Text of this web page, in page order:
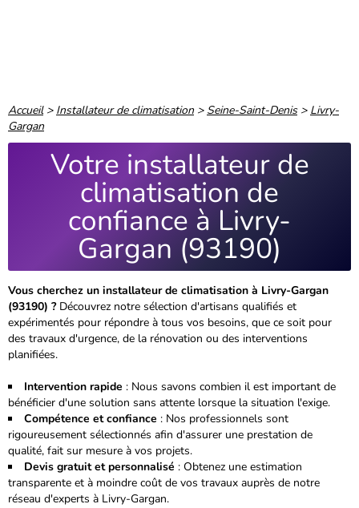
Accueil> Installateur de climatisation> Seine-Saint-Denis> Livry-
Gargan
Votre installateur de
climatisation de
confiance à Livry-
Gargan (93190)
Vous cherchez un installateur de climatisation à Livry-Gargan
(93190) ?Découvrez notre sélection d'artisans qualifiés et
expérimentés pour répondre à tous vos besoins, que ce soit pour
des travaux d'urgence, de la rénovation ou des interventions
planifiées.
Intervention rapide : Nous savons combien il est important de
bénéficier d'une solution sans attente lorsque la situation l'exige.
Compétence et confiance : Nos professionnels sont
rigoureusement sélectionnés afin d'assurer une prestation de
qualité, fait sur mesure à vos projets.
Devis gratuit et personnalisé : Obtenez une estimation
transparente et à moindre coût de vos travaux auprès de notre
réseau d'experts à Livry-Gargan.